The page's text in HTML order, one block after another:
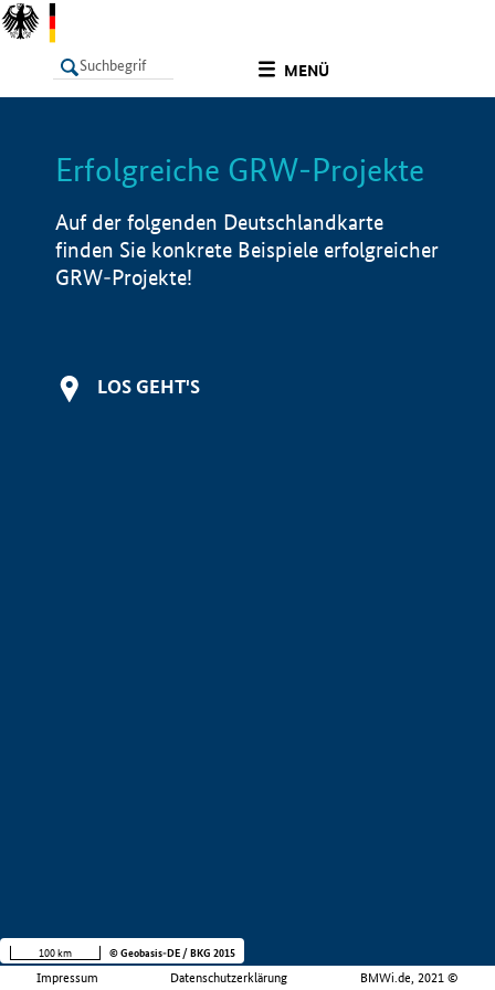
MENÜ
LISTE Info
Erfolgreiche GRW-Projekte
Auf der folgenden Deutschlandkarte
finden Sie konkrete Beispiele erfolgreicher
GRW-Projekte!
LOS GEHT'S
Impressum Datenschutzerklärung BMWi.de, 2021 ©
100 km © Geobasis-DE / BKG 2015